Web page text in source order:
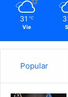
31 ℃
Vie
Popular